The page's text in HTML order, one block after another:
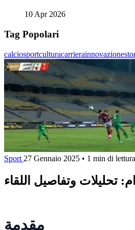
10 Apr 2026
Tag Popolari
calciosportculturacarrierainnovazione
Sport 27 Gennaio 2025 • 1 min di lettura
تحليلات وتفاصيل اللقاء
مقدمة